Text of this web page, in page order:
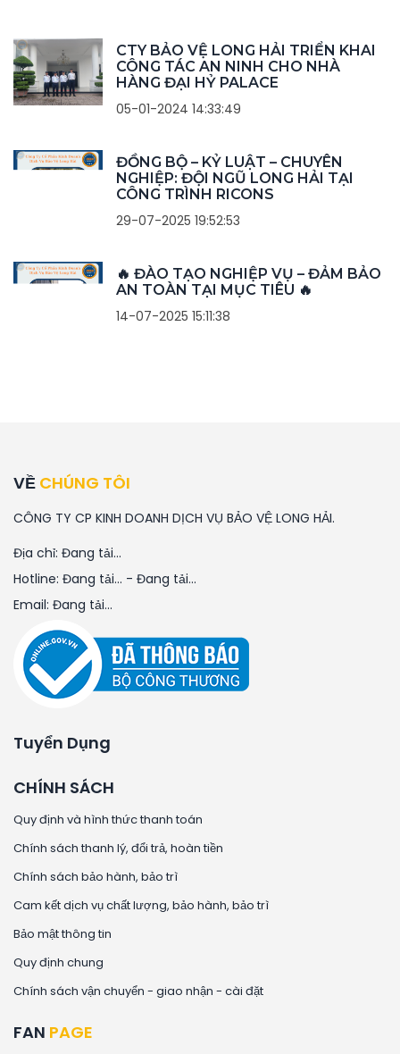
CTY BẢO VỆ LONG HẢI TRIỂN KHAI
CÔNG TÁC AN NINH CHO NHÀ
HÀNG ĐẠI HỶ PALACE
05-01-2024 14:33:49
ĐỒNG BỘ – KỶ LUẬT – CHUYÊN
NGHIỆP: ĐỘI NGŨ LONG HẢI TẠI
CÔNG TRÌNH RICONS
29-07-2025 19:52:53
🔥 ĐÀO TẠO NGHIỆP VỤ – ĐẢM BẢO
AN TOÀN TẠI MỤC TIÊU 🔥
14-07-2025 15:11:38
VỀ CHÚNG TÔI
CÔNG TY CP KINH DOANH DỊCH VỤ BẢO VỆ LONG HẢI.
Địa chỉ: Đang tải...
Hotline: Đang tải... - Đang tải...
Email: Đang tải...
Tuyển Dụng
CHÍNH SÁCH
Quy định và hình thức thanh toán
Chính sách thanh lý, đổi trả, hoàn tiền
Chính sách bảo hành, bảo trì
Cam kết dịch vụ chất lượng, bảo hành, bảo trì
Bảo mật thông tin
Quy định chung
Chính sách vận chuyển - giao nhận - cài đặt
FAN PAGE